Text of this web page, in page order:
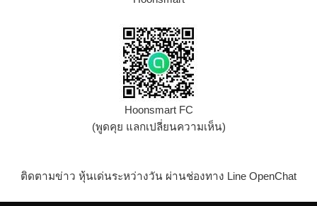
Hoonsmart FC
(พูดคุย แลกเปลี่ยนความเห็น)
ติดตามข่าว หุ้นเด่นระหว่างวัน ผ่านช่องทาง Line OpenChat